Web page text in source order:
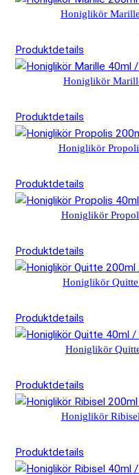
Honiglikör
Produktdetails
Honiglikör
Produktdetails
Honiglikör
Produktdetails
Honiglikör
Produktdetails
Honiglikör
Produktdetails
Honiglikör
Produktdetails
Honiglikör
Produktdetails